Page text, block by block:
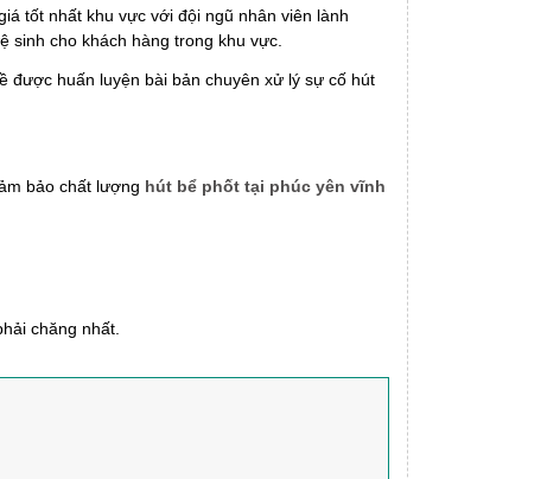
tốt nhất khu vực với đội ngũ nhân viên lành
sinh cho khách hàng trong khu vực.
được huấn luyện bài bản chuyên xử lý sự cố hút
bảo chất lượng hút bể phốt tại phúc yên vĩnh
chăng nhất.